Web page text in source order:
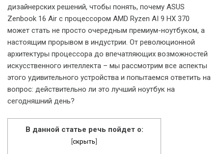
дизайнерских решений, чтобы понять, почему ASUS
Zenbook 16 Air с процессором AMD Ryzen AI 9 HX 370
может стать не просто очередным премиум-ноутбуком, а
настоящим прорывом в индустрии. От революционной
архитектуры процессора до впечатляющих возможностей
искусственного интеллекта – мы рассмотрим все аспекты
этого удивительного устройства и попытаемся ответить на
вопрос: действительно ли это лучший ноутбук на
сегодняшний день?
В данной статье речь пойдет о:
[скрыть]